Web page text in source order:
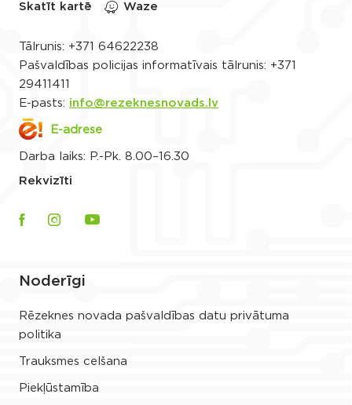
Skatīt kartē
Waze
Tālrunis: +371 64622238
Pašvaldības policijas informatīvais tālrunis: +371
29411411
E-pasts: info@rezeknesnovads.lv
E-adrese
Darba laiks: P.-Pk. 8.00–16.30
Rekvizīti
Noderīgi
Rēzeknes novada pašvaldības datu privātuma
politika
Trauksmes celšana
Piekļūstamība